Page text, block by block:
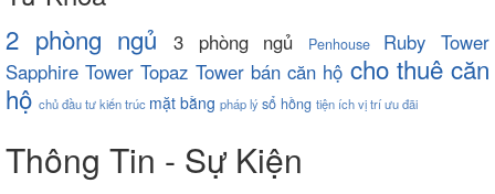
2 phòng ngủ 3 phòng ngủ Penhouse
Ruby Tower
Sapphire Tower Topaz Tower bán căn hộ cho thuê căn
hộ chủ đầu tưkiến trúc mặt bằng pháp lýsổ hồng tiện íchvị tríưu đãi
Thông Tin - Sự Kiện